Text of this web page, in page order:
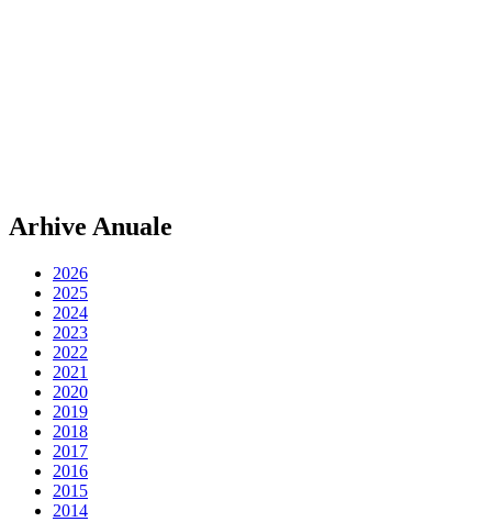
Arhive Anuale
2026
2025
2024
2023
2022
2021
2020
2019
2018
2017
2016
2015
2014